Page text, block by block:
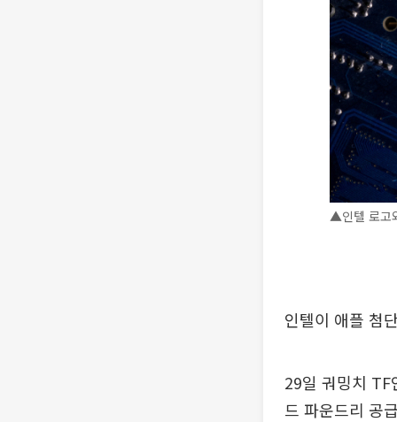
▲인텔 로고
인텔이 애플 첨
29일 궈밍치 TF
드 파운드리 공